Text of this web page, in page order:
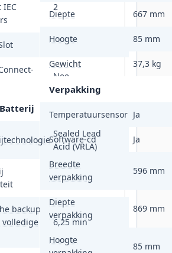
2
Ja
Nee
Sealed Lead
Acid (VRLA)
738 VAh
backup
6,25 min
Diepte 667 mm
Hoogte 85 mm
Gewicht 37,3 kg
Verpakking
Temperatuursensor Ja
Software-cd Ja
Breedte
verpakking
596 mm
Diepte
verpakking
869 mm
Hoogte
85 mm